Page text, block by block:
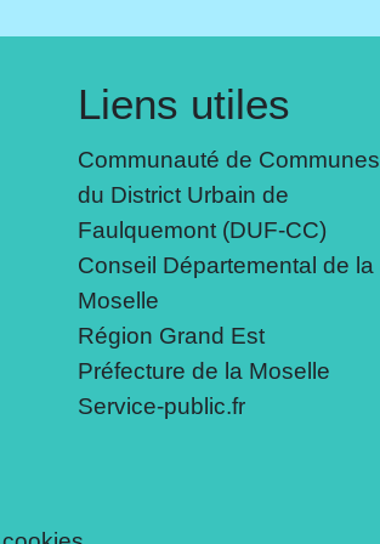
Liens utiles
Communauté de Communes
du District Urbain de
Faulquemont (DUF-CC)
Conseil Départemental de la
Moselle
Région Grand Est
Préfecture de la Moselle
Service-public.fr